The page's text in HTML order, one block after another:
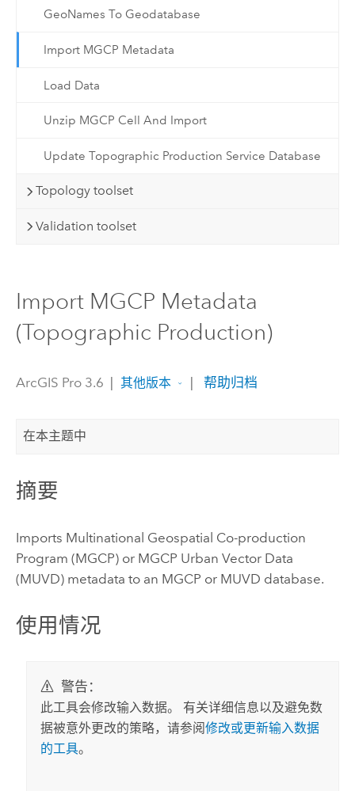
GeoNames To Geodatabase
Import MGCP Metadata
Load Data
Unzip MGCP Cell And Import
Update Topographic Production Service Database
Topology toolset
Validation toolset
Import MGCP Metadata
(Topographic Production)
ArcGIS Pro 3.6 | 其他版本 | 帮助归档
在本主题中
摘要
Imports Multinational Geospatial Co-production
Program (MGCP) or MGCP Urban Vector Data
(MUVD) metadata to an MGCP or MUVD database.
使用情况
警告：
此工具会修改输入数据。 有关详细信息以及避免数
据被意外更改的策略，请参阅修改或更新输入数据
的工具。